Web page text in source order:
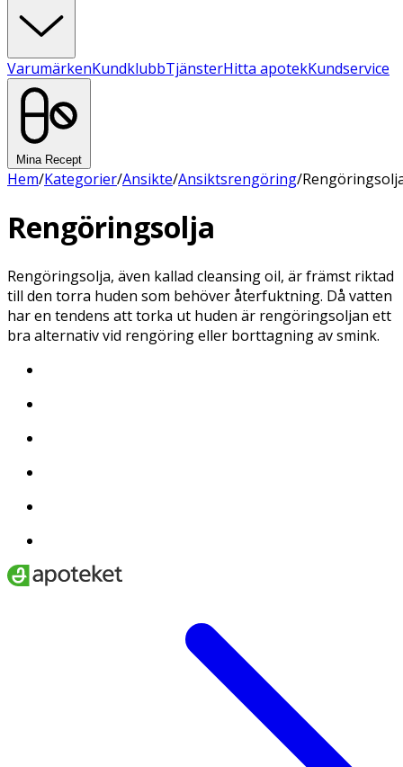
VarumärkenKundklubbTjänsterHitta apotekKundservice
Mina Recept
Hem/Kategorier/Ansikte/Ansiktsrengöring/
Rengöringsolja
Rengöringsolja, även kallad cleansing oil, är främst riktad
till den torra huden som behöver återfuktning. Då vatten
har en tendens att torka ut huden är rengöringsoljan ett
bra alternativ vid rengöring eller borttagning av smink.